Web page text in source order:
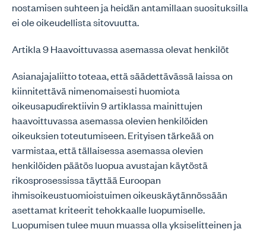
nostamisen suhteen ja heidän antamillaan suosituksilla
ei ole oikeudellista sitovuutta.
Artikla 9 Haavoittuvassa asemassa olevat henkilöt
Asianajajaliitto toteaa, että säädettävässä laissa on
kiinnitettävä nimenomaisesti huomiota
oikeusapudirektiivin 9 artiklassa mainittujen
haavoittuvassa asemassa olevien henkilöiden
oikeuksien toteutumiseen. Erityisen tärkeää on
varmistaa, että tällaisessa asemassa olevien
henkilöiden päätös luopua avustajan käytöstä
rikosprosessissa täyttää Euroopan
ihmisoikeustuomioistuimen oikeuskäytännössään
asettamat kriteerit tehokkaalle luopumiselle.
Luopumisen tulee muun muassa olla yksiselitteinen ja